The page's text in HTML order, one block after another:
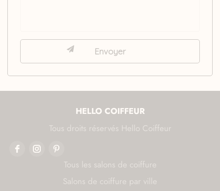
HELLO COIFFEUR
Tous droits réservés Hello Coiffeur
Tous les salons de coiffure
Salons de coiffure par ville